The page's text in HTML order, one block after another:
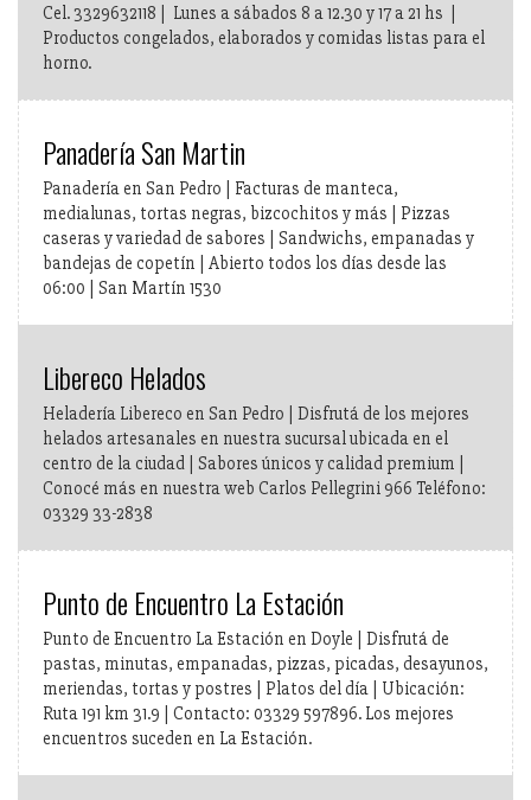
Cel. 3329632118 | Lunes a sábados 8 a 12.30 y 17 a 21 hs |
Productos congelados, elaborados y comidas listas para el
horno.
Panadería San Martin
Panadería en San Pedro | Facturas de manteca,
medialunas, tortas negras, bizcochitos y más | Pizzas
caseras y variedad de sabores | Sandwichs, empanadas y
bandejas de copetín | Abierto todos los días desde las
06:00 | San Martín 1530
Libereco Helados
Heladería Libereco en San Pedro | Disfrutá de los mejores
helados artesanales en nuestra sucursal ubicada en el
centro de la ciudad | Sabores únicos y calidad premium |
Conocé más en nuestra web Carlos Pellegrini 966 Teléfono:
03329 33-2838
Punto de Encuentro La Estación
Punto de Encuentro La Estación en Doyle | Disfrutá de
pastas, minutas, empanadas, pizzas, picadas, desayunos,
meriendas, tortas y postres | Platos del día | Ubicación:
Ruta 191 km 31.9 | Contacto: 03329 597896. Los mejores
encuentros suceden en La Estación.